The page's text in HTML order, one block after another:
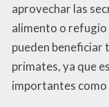
aprovechar las
alimento o
pueden beneficiar
primates, ya que
importantes como